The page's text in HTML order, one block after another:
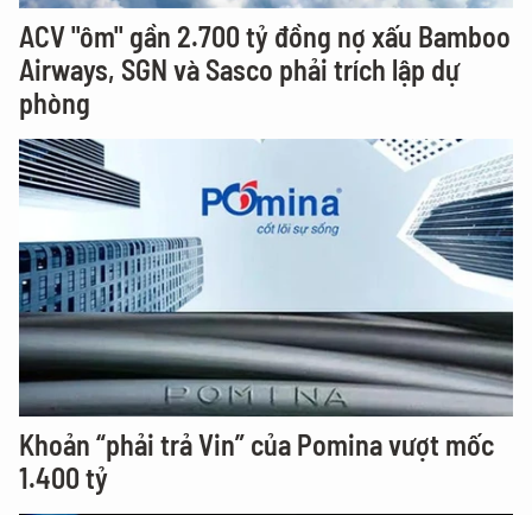
ACV "ôm" gần 2.700 tỷ đồng nợ xấu Bamboo
Airways, SGN và Sasco phải trích lập dự
phòng
Khoản “phải trả Vin” của Pomina vượt mốc
1.400 tỷ